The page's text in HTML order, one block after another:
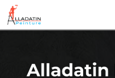
Aller
contenu
principal